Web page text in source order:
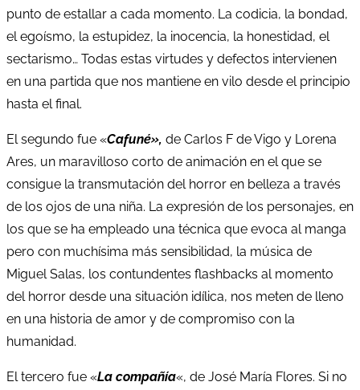
punto de estallar a cada momento. La codicia, la bondad,
el egoísmo, la estupidez, la inocencia, la honestidad, el
sectarismo… Todas estas virtudes y defectos intervienen
en una partida que nos mantiene en vilo desde el principio
hasta el final.
El segundo fue «Cafuné», de Carlos F de Vigo y Lorena
Ares, un maravilloso corto de animación en el que se
consigue la transmutación del horror en belleza a través
de los ojos de una niña. La expresión de los personajes, en
los que se ha empleado una técnica que evoca al manga
pero con muchísima más sensibilidad, la música de
Miguel Salas, los contundentes flashbacks al momento
del horror desde una situación idílica, nos meten de lleno
en una historia de amor y de compromiso con la
humanidad.
El tercero fue «La compañía«, de José María Flores. Si no